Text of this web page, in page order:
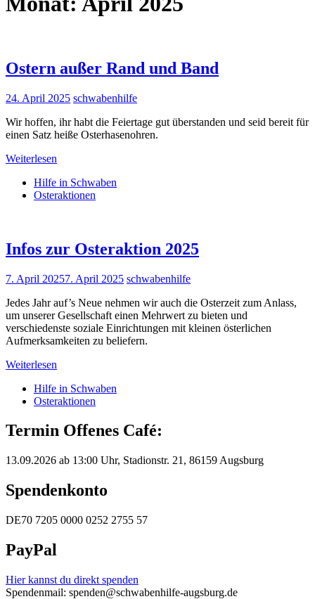
Ostern außer Rand und Band
24. April 2025 schwabenhilfe
Wir hoffen, ihr habt die Feiertage gut überstanden und seid bereit für
einen Satz heiße Osterhasenohren.
Weiterlesen
Hilfe in Schwaben
Osteraktionen
Infos zur Osteraktion 2025
7. April 20257. April 2025 schwabenhilfe
Jedes Jahr auf’s Neue nehmen wir auch die Osterzeit zum Anlass,
um unserer Gesellschaft einen Mehrwert zu bieten und
verschiedenste soziale Einrichtungen mit kleinen österlichen
Aufmerksamkeiten zu beliefern.
Weiterlesen
Hilfe in Schwaben
Osteraktionen
Termin Offenes Café:
13.09.2026 ab 13:00 Uhr, Stadionstr. 21, 86159 Augsburg
Spendenkonto
DE70 7205 0000 0252 2755 57
PayPal
Hier kannst du direkt spenden
Spendenmail: spenden@schwabenhilfe-augsburg.de